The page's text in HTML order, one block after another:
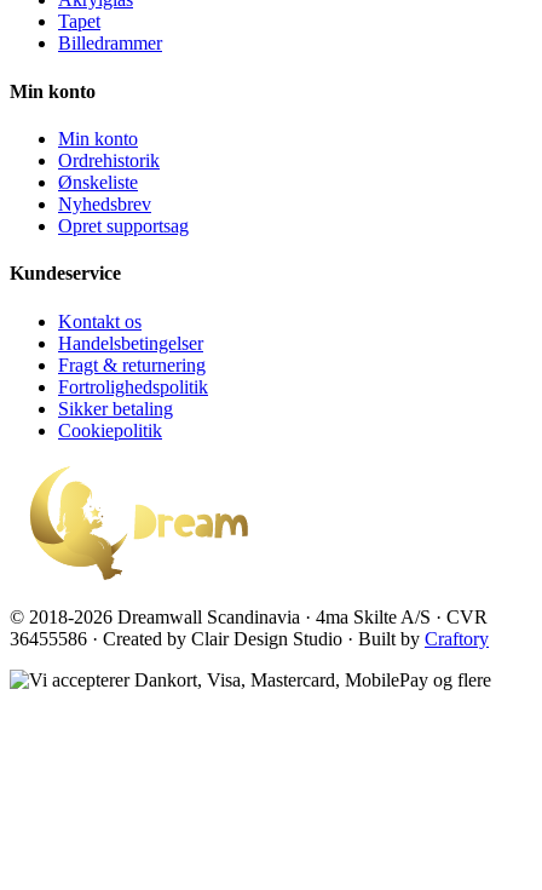
Tapet
Billedrammer
Min konto
Min konto
Ordrehistorik
Ønskeliste
Nyhedsbrev
Opret supportsag
Kundeservice
Kontakt os
Handelsbetingelser
Fragt & returnering
Fortrolighedspolitik
Sikker betaling
Cookiepolitik
© 2018-2026 Dreamwall Scandinavia · 4ma Skilte A/S · CVR
36455586 · Created by Clair Design Studio · Built by Craftory